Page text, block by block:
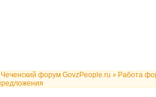
Чеченский форум GovzPeople.ru » Работа